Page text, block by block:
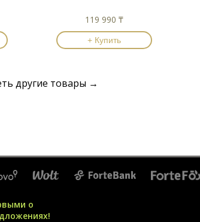
119 990 ₸
+ Купить
другие товары →
о